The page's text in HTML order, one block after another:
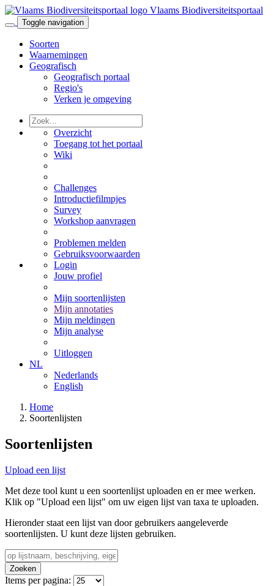
Vlaams Biodiversiteitsportaal
Toggle navigation
Soorten
Waarnemingen
Geografisch
Geografisch portaal
Regio's
Verken je omgeving
Overzicht
Toegang tot het portaal
Wiki
Challenges
Introductiefilmpjes
Survey
Workshop aanvragen
Problemen melden
Gebruiksvoorwaarden
Login
Jouw profiel
Mijn soortenlijsten
Mijn annotaties
Mijn meldingen
Mijn analyse
Uitloggen
NL
Nederlands
English
Home
Soortenlijsten
Soortenlijsten
Upload een lijst
Met deze tool kunt u een soortenlijst uploaden en er mee werken.
Klik op "Upload een lijst" om uw eigen lijst van taxa te uploaden.
Hieronder staat een lijst van door gebruikers aangeleverde
soortenlijsten. U kunt deze lijsten gebruiken.
Zoeken
Items per pagina: